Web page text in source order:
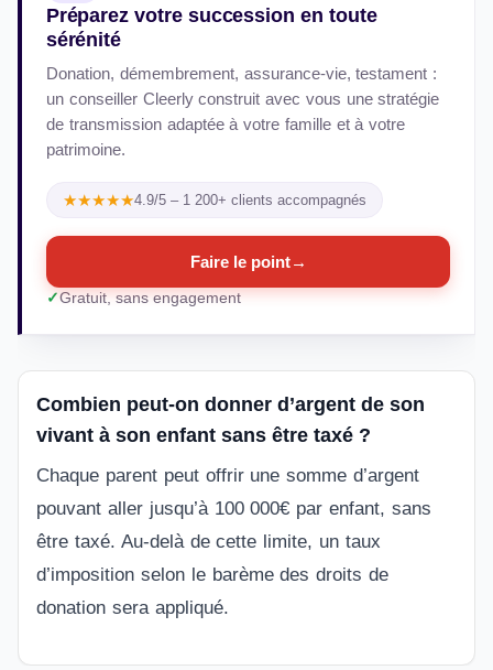
Préparez votre succession en toute
sérénité
Donation, démembrement, assurance-vie, testament :
un conseiller Cleerly construit avec vous une stratégie
de transmission adaptée à votre famille et à votre
patrimoine.
★★★★★4.9/5 – 1 200+ clients accompagnés
Faire le point→
Gratuit, sans engagement
Combien peut-on donner d’argent de son
vivant à son enfant sans être taxé ?
Chaque parent peut offrir une somme d’argent
pouvant aller jusqu’à 100 000€ par enfant, sans
être taxé. Au-delà de cette limite, un taux
d’imposition selon le barème des droits de
donation sera appliqué.